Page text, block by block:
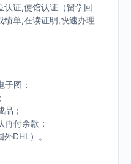
认证,使馆认证（留学回
绩单,在读证明,快速办理
图；
；
付余款；
DHL）。